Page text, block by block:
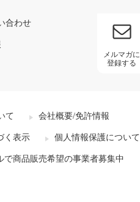
合わせ
メルマガに
登録する
て 会社概要/免許情報
く表示 個人情報保護について
で商品販売希望の事業者募集中